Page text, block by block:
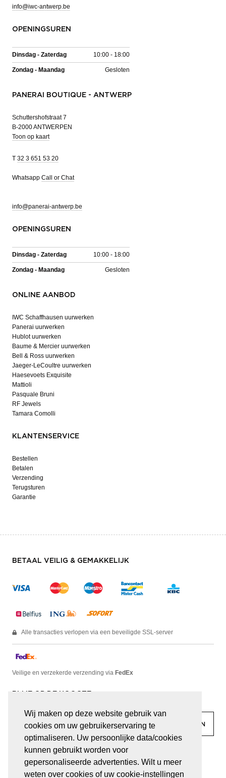
Wij maken op deze website gebruik van
cookies om uw gebruikerservaring te
optimaliseren. Uw persoonlijke data/cookies
kunnen gebruikt worden voor
gepersonaliseerde advertenties. Wilt u meer
weten over cookies of uw cookie-instellingen
info@iwc-antwerp.be
OPENINGSUREN
Dinsdag - Zaterdag 10:00 - 18:00
Zondag - Maandag Gesloten
PANERAI BOUTIQUE - ANTWERP
Schuttershofstraat 7
B-2000 ANTWERPEN
Toon op kaart
T 32 3 651 53 20
Whatsapp Call or Chat
info@panerai-antwerp.be
OPENINGSUREN
Dinsdag - Zaterdag 10:00 - 18:00
Zondag - Maandag Gesloten
ONLINE AANBOD
IWC Schaffhausen uurwerken
Panerai uurwerken
Hublot uurwerken
Baume & Mercier uurwerken
Bell & Ross uurwerken
Jaeger-LeCoultre uurwerken
Haesevoets Exquisite
Mattioli
Pasquale Bruni
RF Jewels
Tamara Comolli
KLANTENSERVICE
Bestellen
Betalen
Verzending
Terugsturen
Garantie
BETAAL VEILIG & GEMAKKELIJK
Alle transacties verlopen via een beveiligde SSL-server
Veilige en verzekerde verzending via FedEx
BLIJF OP DE HOOGTE
facebook linkedin